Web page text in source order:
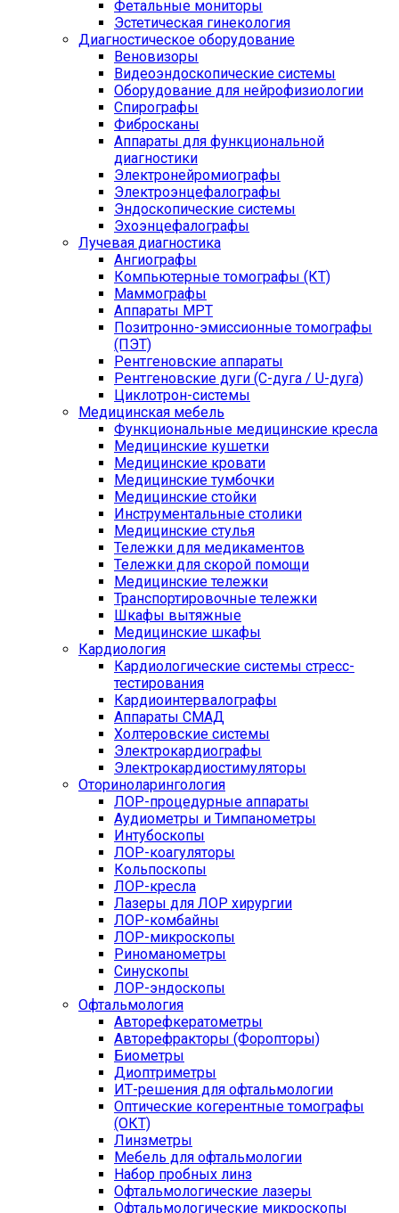
Фетальные мониторы
Эстетическая гинекология
Диагностическое оборудование
Веновизоры
Видеоэндоскопические системы
Оборудование для нейрофизиологии
Спирографы
Фибросканы
Аппараты для функциональной
диагностики
Электронейромиографы
Электроэнцефалографы
Эндоскопические системы
Эхоэнцефалографы
Лучевая диагностика
Ангиографы
Компьютерные томографы (КТ)
Маммографы
Аппараты МРТ
Позитронно-эмиссионные томографы
(ПЭТ)
Рентгеновские аппараты
Рентгеновские дуги (С-дуга / U-дуга)
Циклотрон-системы
Медицинская мебель
Функциональные медицинские кресла
Медицинские кушетки
Медицинские кровати
Медицинские тумбочки
Медицинские стойки
Инструментальные столики
Медицинские стулья
Тележки для медикаментов
Тележки для скорой помощи
Медицинские тележки
Транспортировочные тележки
Шкафы вытяжные
Медицинские шкафы
Кардиология
Кардиологические системы стресс-
тестирования
Кардиоинтервалографы
Аппараты СМАД
Холтеровские системы
Электрокардиографы
Электрокардиостимуляторы
Оториноларингология
ЛОР-процедурные аппараты
Аудиометры и Тимпанометры
Интубоскопы
ЛОР-коагуляторы
Кольпоскопы
ЛОР-кресла
Лазеры для ЛОР хирургии
ЛОР-комбайны
ЛОР-микроскопы
Риноманометры
Синускопы
ЛОР-эндоскопы
Офтальмология
Авторефкератометры
Авторефракторы (Форопторы)
Биометры
Диоптриметры
ИТ-решения для офтальмологии
Оптические когерентные томографы
(ОКТ)
Линзметры
Мебель для офтальмологии
Набор пробных линз
Офтальмологические лазеры
Офтальмологические микроскопы